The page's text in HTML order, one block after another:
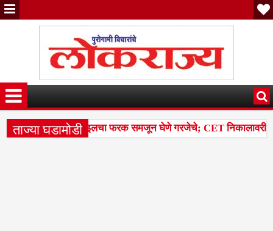
ताज्या घडामोडी
टक्केवारी आणि पर्सेंटाइलचा फरक समजून घेणे गरजेचे; CET निकालावरील